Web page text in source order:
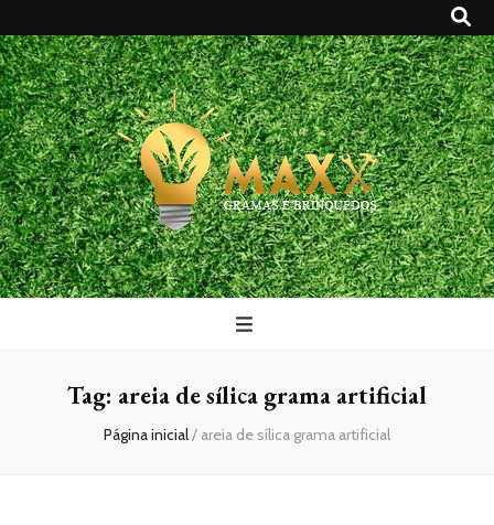
Maxx Gramas
Blog
Tag: areia de sílica grama artificial
Página inicial/ areia de sílica grama artificial